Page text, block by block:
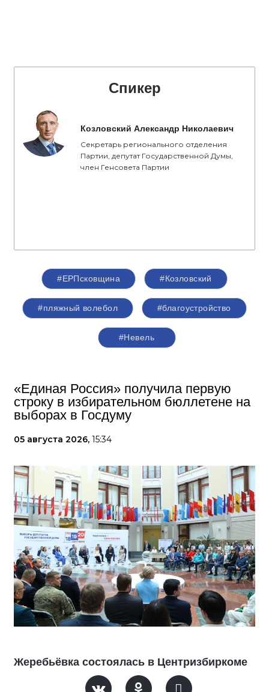
Спикер
Козловский Александр Николаевич
Секретарь регионального отделения
Партии, депутат Государственной Думы,
член Генсовета Партии
#ЕРПсковщина #Козловский
#пляжный волебол #благоустройство
#Невель
«Единая Россия» получила первую
строку в избирательном бюллетене на
выборах в Госдуму
05 августа 2026, 15:34
Жеребьёвка состоялась в Центризбиркоме